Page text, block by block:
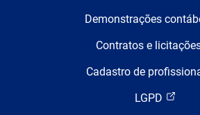
Demonstrações
Contratos e
Cadastro de
LGPD